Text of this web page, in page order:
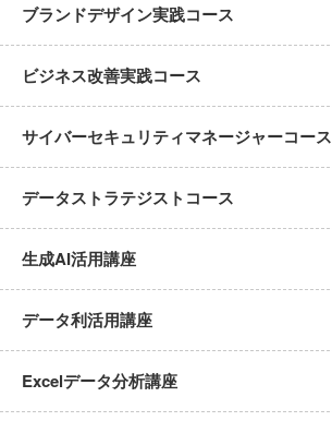
ブランドデザイン実践コース
ビジネス改善実践コース
サイバーセキュリティマネージャーコース
データストラテジストコース
生成AI活用講座
データ利活用講座
Excelデータ分析講座